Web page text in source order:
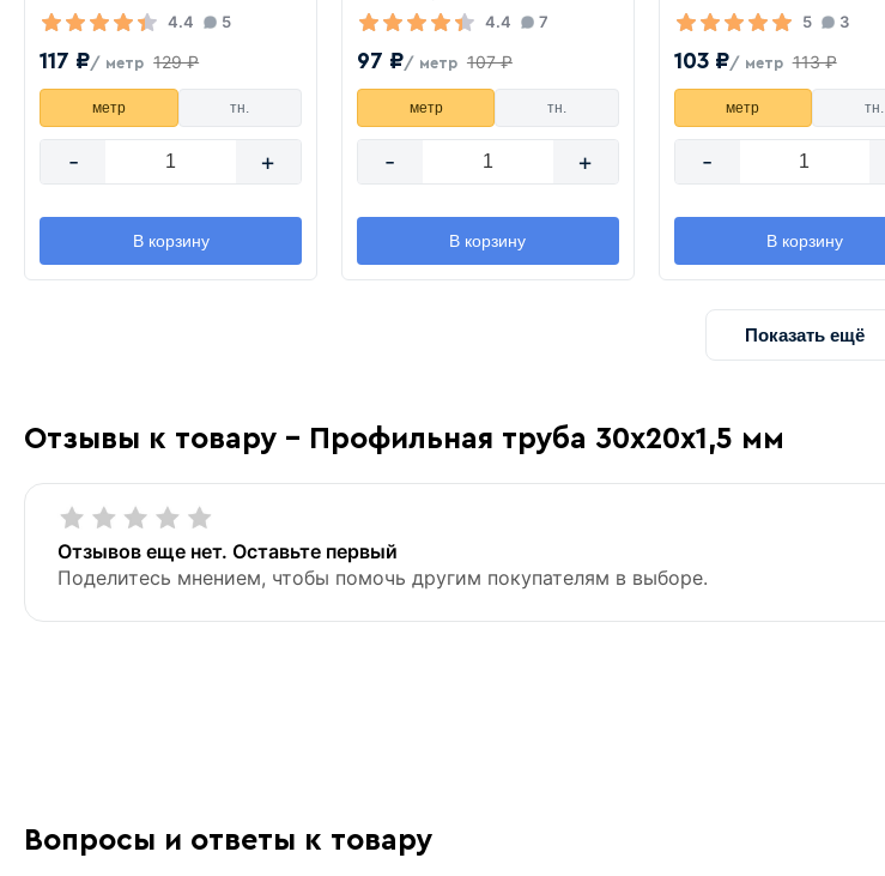
4.4 5
117 ₽/ метр 129 ₽
метр тн.
- +
В корзину
4.4 7
97 ₽/ метр 107 ₽
метр тн.
- +
В корзину
5 3
103 ₽/ метр 113 ₽
метр тн.
-
В корзину
Показать ещё
Отзывы к товару - Профильная труба 30х20х1,5 мм
Отзывов еще нет. Оставьте первый
Поделитесь мнением, чтобы помочь другим покупателям в выборе.
Вопросы и ответы к товару